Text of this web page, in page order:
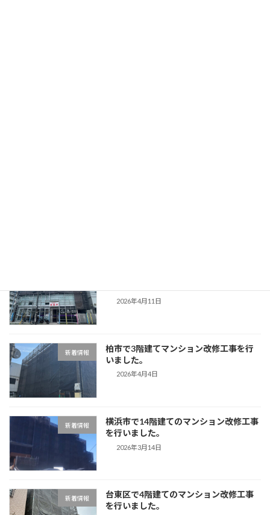
2026年4月11日
新着情報
柏市で3階建てマンション改修工事を行
いました。
2026年4月4日
新着情報
横浜市で14階建てのマンション改修工事
を行いました。
2026年3月14日
新着情報
台東区で4階建てのマンション改修工事
を行いました。